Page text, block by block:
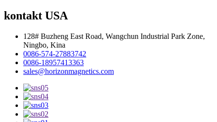
kontakt USA
128# Buzheng East Road, Wangchun Industrial Park Zone,
Ningbo, Kina
0086-574-27883742
0086-18957413363
sales@horizonmagnetics.com